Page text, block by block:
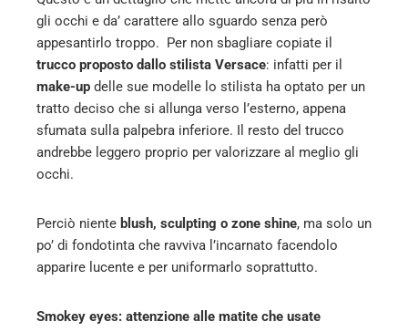
gli occhi e da’ carattere allo sguardo senza però
appesantirlo troppo. Per non sbagliare copiate il
trucco proposto dallo stilista Versace: infatti per il
make-up delle sue modelle lo stilista ha optato per un
tratto deciso che si allunga verso l’esterno, appena
sfumata sulla palpebra inferiore. Il resto del trucco
andrebbe leggero proprio per valorizzare al meglio gli
occhi.
Perciò niente blush, sculpting o zone shine, ma solo un
po’ di fondotinta che ravviva l’incarnato facendolo
apparire lucente e per uniformarlo soprattutto.
Smokey eyes: attenzione alle matite che usate